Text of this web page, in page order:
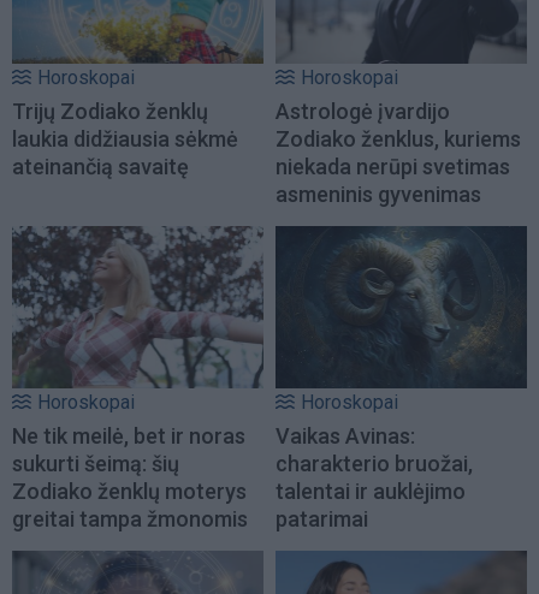
Horoskopai
Trijų Zodiako ženklų
laukia didžiausia sėkmė
ateinančią savaitę
Horoskopai
Astrologė įvardijo
Zodiako ženklus, kuriems
niekada nerūpi svetimas
asmeninis gyvenimas
Horoskopai
Ne tik meilė, bet ir noras
sukurti šeimą: šių
Zodiako ženklų moterys
greitai tampa žmonomis
Horoskopai
Vaikas Avinas:
charakterio bruožai,
talentai ir auklėjimo
patarimai